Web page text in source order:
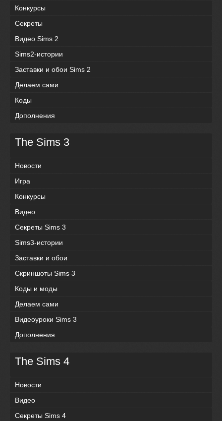
Конкурсы
Секреты
Видео Sims 2
Sims2-истории
Заставки и обои Sims 2
Делаем сами
Коды
Дополнения
The Sims 3
Новости
Игра
Конкурсы
Видео
Секреты Sims 3
Sims3-истории
Заставки и обои
Скриншоты Sims 3
Коды и моды
Делаем сами
Видеоуроки Sims 3
Дополнения
The Sims 4
Новости
Видео
Секреты Sims 4